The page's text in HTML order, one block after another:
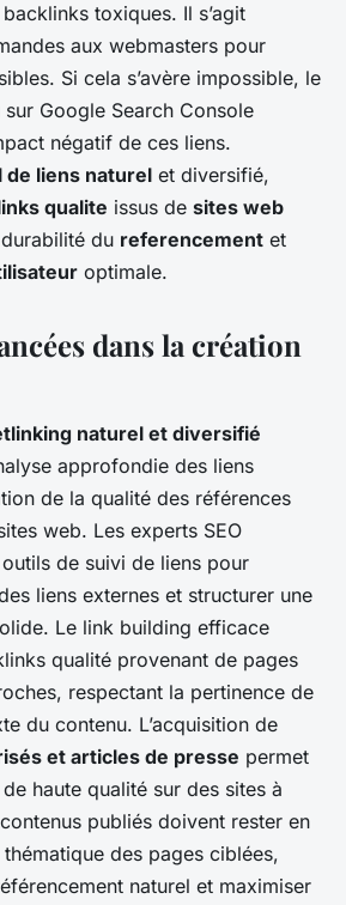
toxiques. Il s’agit
aux webmasters pour
Si cela s’avère impossible, le
Google Search Console
négatif de ces liens.
de liens naturel et diversifié,
qualite issus de sites web
du referencement et
optimale.
dans la création
naturel et diversifié
approfondie des liens
de la qualité des références
web. Les experts SEO
outils de suivi de liens pour
liens externes et structurer une
Le link building efficace
qualité provenant de pages
respectant la pertinence de
du contenu. L’acquisition de
et articles de presse permet
haute qualité sur des sites à
publiés doivent rester en
des pages ciblées,
naturel et maximiser